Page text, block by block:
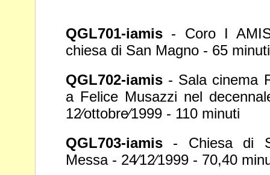
QGL701-iamis - Coro I
chiesa di San Magno - 65 minuti
QGL702-iamis - Sala cinema
a Felice Musazzi nel
12⁄ottobre⁄1999 - 110 minuti
QGL703-iamis - Chiesa di
Messa - 24⁄12⁄1999 - 70,40